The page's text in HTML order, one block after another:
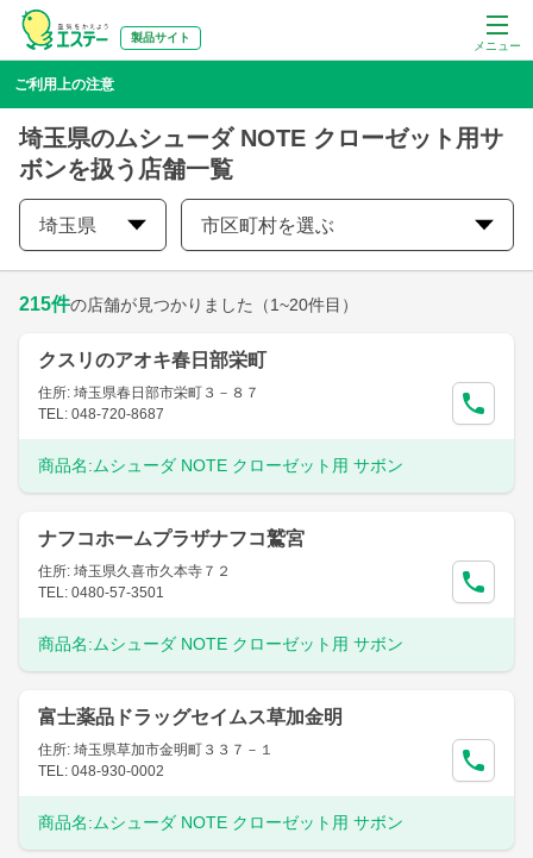
メニュー
製品サイト
ご利用上の注意
埼玉県のムシューダ NOTE クローゼット用サ
ボンを扱う店舗一覧
埼玉県 市区町村を選ぶ
215件の店舗が見つかりました （1~20件目）
クスリのアオキ春日部栄町
住所: 埼玉県春日部市栄町３－８７
TEL: 048-720-8687
商品名: ムシューダ NOTE クローゼット用 サボン
ナフコホームプラザナフコ鷲宮
住所: 埼玉県久喜市久本寺７２
TEL: 0480-57-3501
商品名: ムシューダ NOTE クローゼット用 サボン
富士薬品ドラッグセイムス草加金明
住所: 埼玉県草加市金明町３３７－１
TEL: 048-930-0002
商品名: ムシューダ NOTE クローゼット用 サボン